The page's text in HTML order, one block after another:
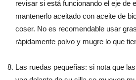
revisar si está funcionando el eje de
mantenerlo aceitado con aceite de
coser. No es recomendable usar
rápidamente polvo y mugre lo que
Las ruedas pequeñas: si nota que